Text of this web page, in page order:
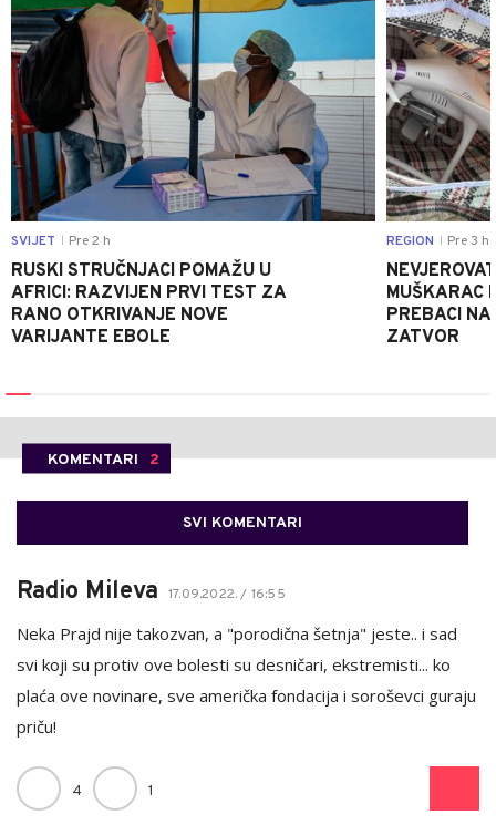
SVIJET Pre 2 h
RUSKI STRUČNJACI POMAŽU U
AFRICI: RAZVIJEN PRVI TEST ZA
RANO OTKRIVANJE NOVE
VARIJANTE EBOLE
REGION Pre 3 h
MUŠKARAC
PREBACI
ZATVOR
KOMENTARI 2
SVI KOMENTARI
Radio Mileva 17.09.2022. / 16:55
Neka Prajd nije takozvan, a "porodična šetnja" jeste.. i sad
svi koji su protiv ove bolesti su desničari, ekstremisti... ko
plaća ove novinare, sve američka fondacija i soroševci guraju
priču!
4 1